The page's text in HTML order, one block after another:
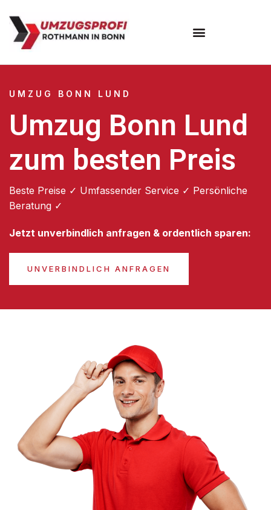
UMZUG BONN LUND
Umzug Bonn Lund
zum besten Preis
Beste Preise ✓ Umfassender Service ✓ Persönliche
Beratung ✓
Jetzt unverbindlich anfragen & ordentlich sparen:
UNVERBINDLICH ANFRAGEN